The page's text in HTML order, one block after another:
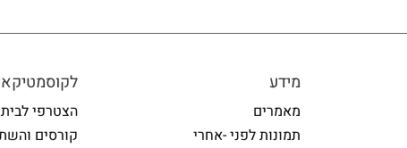
הצטרפי
קורסים
מידע
מאמרים
תמונות לפני -אחרי